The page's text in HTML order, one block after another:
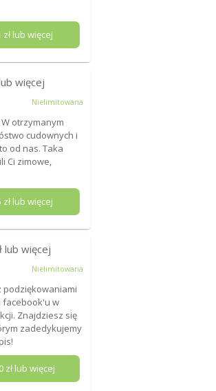
zł lub więcej
więcej
Nielimitowana
otrzymanym
cudownych i
od nas. Taka
Ci zimowe,
zł lub więcej
lub więcej
Nielimitowana
podziękowaniami
facebook'u w
Znajdziesz się
zadedykujemy
zł lub więcej